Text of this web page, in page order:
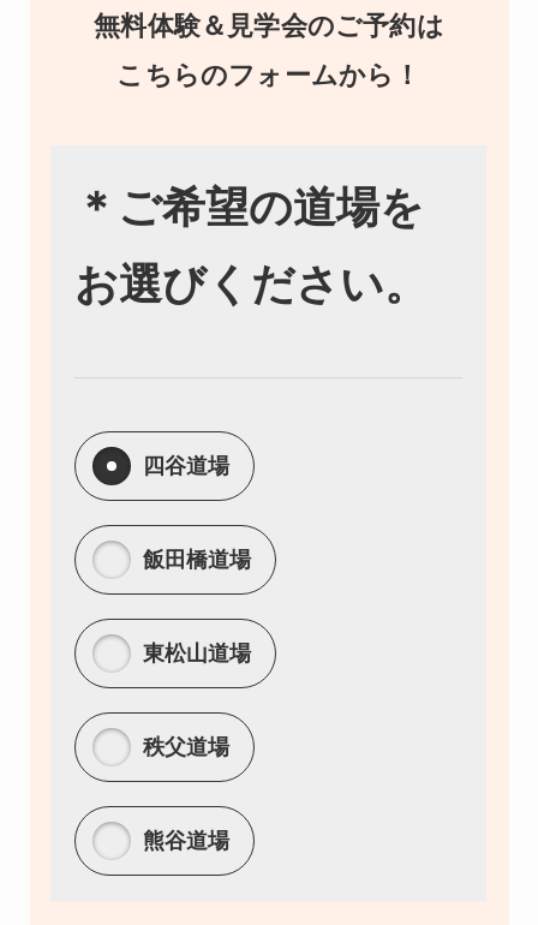
無料体験＆見学会のご予約は
こちらのフォームから！
＊ご希望の道場を
お選びください。
四谷道場
飯田橋道場
東松山道場
秩父道場
熊谷道場